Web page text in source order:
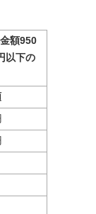
額950
以下の